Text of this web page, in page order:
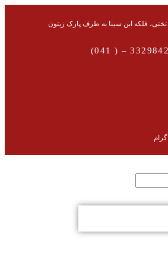
تختی، فلکه ابن سینا به طرف پارک زیتون